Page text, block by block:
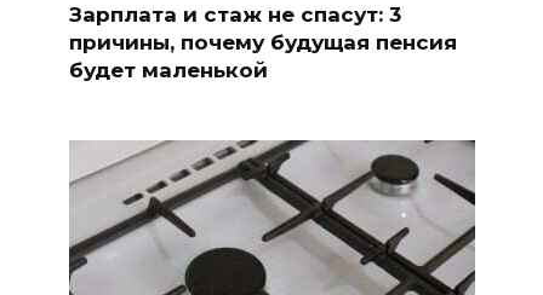
Зарплата и стаж не спасут: 3
причины, почему будущая пенсия
будет маленькой